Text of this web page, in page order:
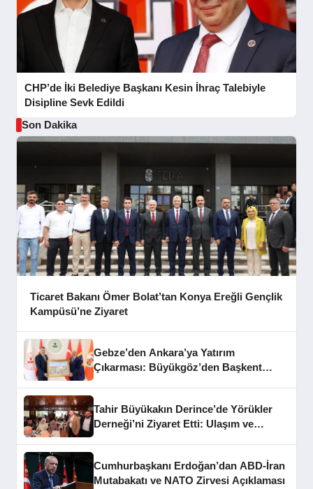
CHP’de İki Belediye Başkanı Kesin İhraç Talebiyle
Disipline Sevk Edildi
Son Dakika
Ticaret Bakanı Ömer Bolat’tan Konya Ereğli Gençlik
Kampüsü’ne Ziyaret
Gebze’den Ankara’ya Yatırım
Çıkarması: Büyükgöz’den Başkent
Tahir Büyükakın Derince’de Yörükler
Derneği’ni Ziyaret Etti: Ulaşım ve
Cumhurbaşkanı Erdoğan’dan ABD-İran
Mutabakatı ve NATO Zirvesi Açıklaması